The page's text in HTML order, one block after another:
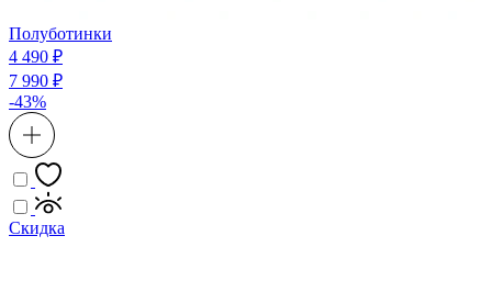
Полуботинки
4 490 ₽
7 990 ₽
-43%
Скидка